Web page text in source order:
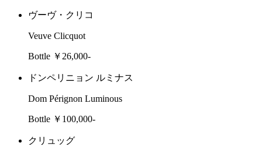
ヴーヴ・クリコ
Veuve Clicquot
Bottle ￥26,000-
ドンペリニョン ルミナス
Dom Pérignon Luminous
Bottle ￥100,000-
クリュッグ